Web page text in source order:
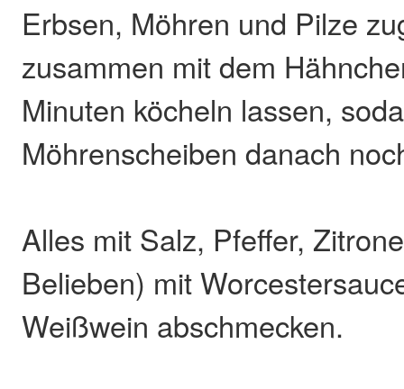
Erbsen, Möhren und Pilze
zusammen mit dem
Minuten köcheln lassen,
Möhrenscheiben danach
Alles mit Salz, Pfeffer,
Belieben) mit
Weißwein abschmecken.